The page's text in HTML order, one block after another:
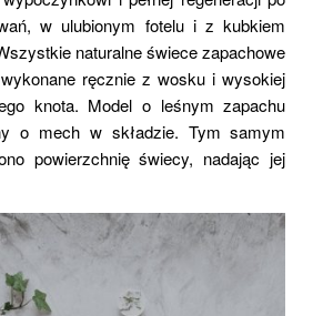
w ulubionym fotelu i z kubkiem
naturalne świece zapachowe
ręcznie z wosku i wysokiej
knota. Model o leśnym zapachu
o mech w składzie. Tym samym
powierzchnię świecy, nadając jej